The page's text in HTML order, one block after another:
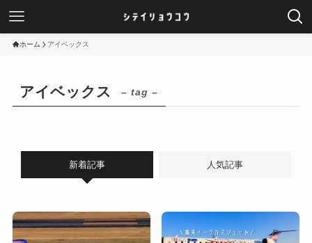
ホーム アイベックス
アイベックス – tag –
新着記事 人気記事